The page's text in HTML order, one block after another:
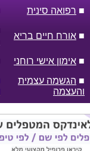
■ רפואה סינית
■ אורח חיים בריא
■ אימון אישי רוחני
■ הגשמה עצמית
והעצמה